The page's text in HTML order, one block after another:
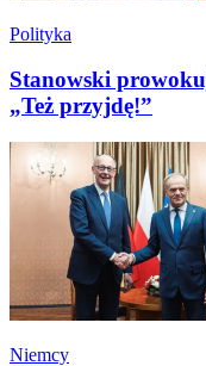
Polityka
Stanowski
„Też przyjdę!”
Niemcy